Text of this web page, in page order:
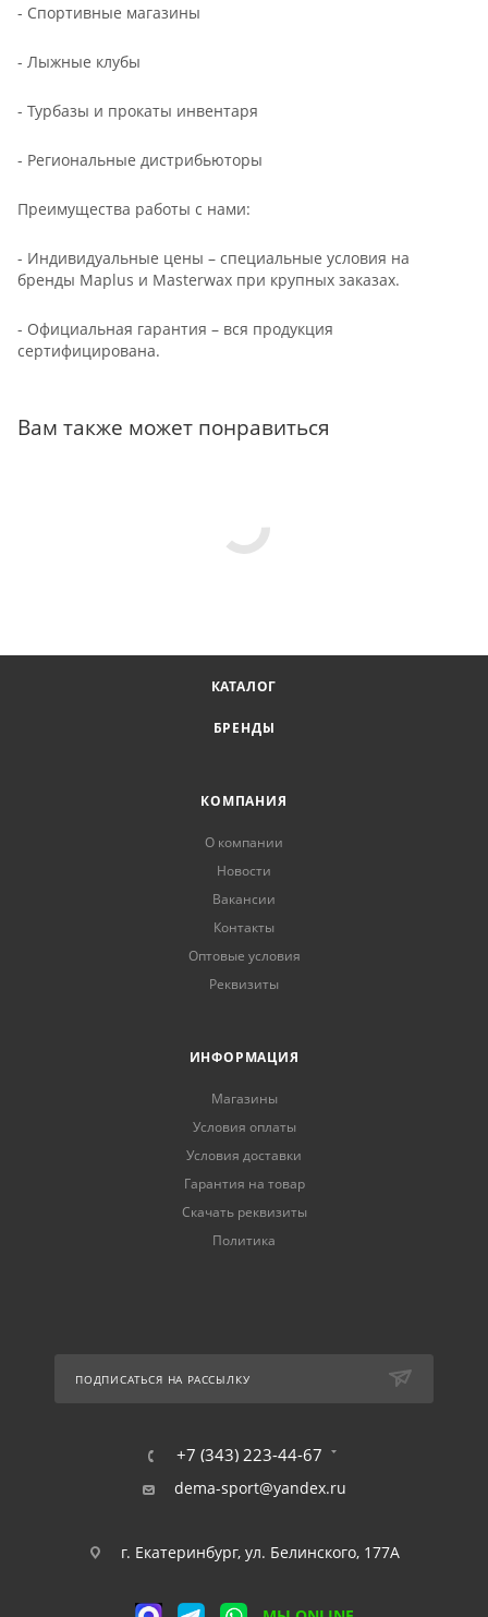
- Спортивные магазины
- Лыжные клубы
- Турбазы и прокаты инвентаря
- Региональные дистрибьюторы
Преимущества работы с нами:
- Индивидуальные цены – специальные условия на
бренды Maplus и Masterwax при крупных заказах.
- Официальная гарантия – вся продукция
сертифицирована.
Вам также может понравиться
КАТАЛОГ
БРЕНДЫ
КОМПАНИЯ
О компании
Новости
Вакансии
Контакты
Оптовые условия
Реквизиты
ИНФОРМАЦИЯ
Магазины
Условия оплаты
Условия доставки
Гарантия на товар
Скачать реквизиты
Политика
ПОДПИСАТЬСЯ НА РАССЫЛКУ
+7 (343) 223-44-67
dema-sport@yandex.ru
г. Екатеринбург, ул. Белинского, 177А